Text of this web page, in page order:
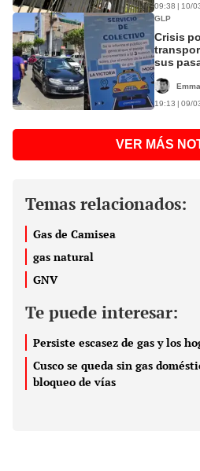
09:38 | 10/
GLP
Crisis
sus
19:13 | 09/
VER MÁS
Temas relacionados:
Gas de Camisea
gas natural
GNV
Te puede interesar:
Persiste escasez de gas y los
Cusco se queda sin gas
bloqueo de vías